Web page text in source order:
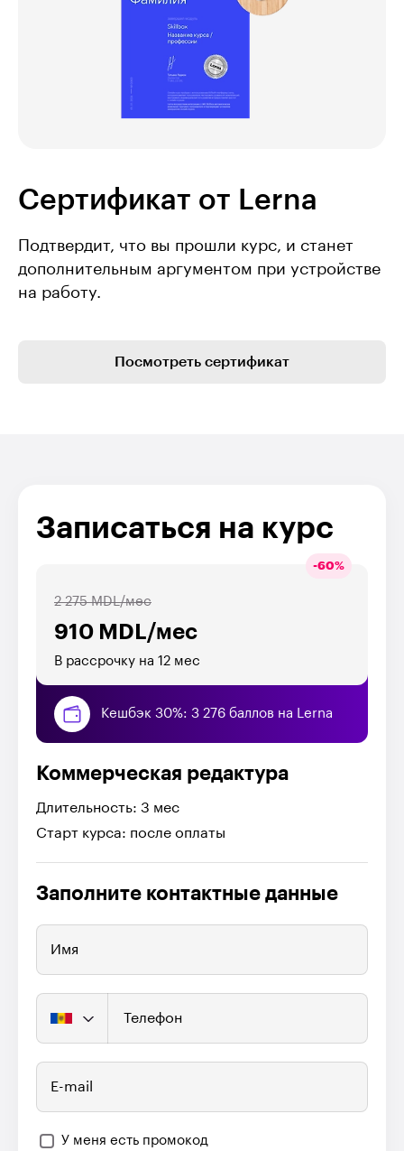
Сертификат от Lerna
Подтвердит, что вы прошли курс, и станет
дополнительным аргументом при устройстве
на работу.
Посмотреть сертификат
Записаться на курс
-60%
910 MDL/мес
2 275 MDL/мес
В рассрочку на 12 мес
Кешбэк 30%: 3 276 баллов на Lerna
Коммерческая редактура
Длительность: 3 мес
Старт курса: после оплаты
Заполните контактные данные
Имя
Телефон
E-mail
У меня есть промокод